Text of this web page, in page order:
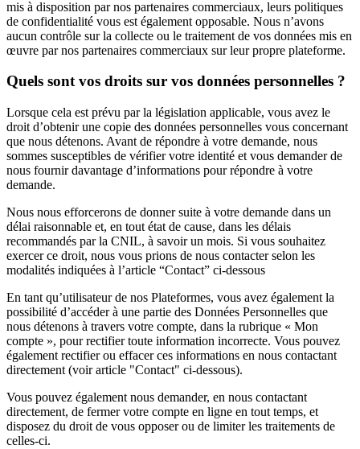
mis à disposition par nos partenaires commerciaux, leurs politiques
de confidentialité vous est également opposable. Nous n’avons
aucun contrôle sur la collecte ou le traitement de vos données mis en
œuvre par nos partenaires commerciaux sur leur propre plateforme.
Quels sont vos droits sur vos données personnelles ?
Lorsque cela est prévu par la législation applicable, vous avez le
droit d’obtenir une copie des données personnelles vous concernant
que nous détenons. Avant de répondre à votre demande, nous
sommes susceptibles de vérifier votre identité et vous demander de
nous fournir davantage d’informations pour répondre à votre
demande.
Nous nous efforcerons de donner suite à votre demande dans un
délai raisonnable et, en tout état de cause, dans les délais
recommandés par la CNIL, à savoir un mois. Si vous souhaitez
exercer ce droit, nous vous prions de nous contacter selon les
modalités indiquées à l’article “Contact” ci-dessous
En tant qu’utilisateur de nos Plateformes, vous avez également la
possibilité d’accéder à une partie des Données Personnelles que
nous détenons à travers votre compte, dans la rubrique « Mon
compte », pour rectifier toute information incorrecte. Vous pouvez
également rectifier ou effacer ces informations en nous contactant
directement (voir article "Contact" ci-dessous).
Vous pouvez également nous demander, en nous contactant
directement, de fermer votre compte en ligne en tout temps, et
disposez du droit de vous opposer ou de limiter les traitements de
celles-ci.